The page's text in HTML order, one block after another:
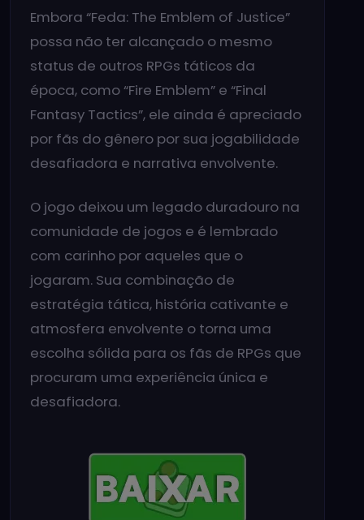
Embora “Feda: The Emblem of Justice”
possa não ter alcançado o mesmo
status de outros RPGs táticos da
época, como “Fire Emblem” e “Final
Fantasy Tactics”, ele ainda é apreciado
por fãs do gênero por sua jogabilidade
desafiadora e narrativa envolvente.
O jogo deixou um legado duradouro na
comunidade de jogos e é lembrado
com carinho por aqueles que o
jogaram. Sua combinação de
estratégia tática, história cativante e
atmosfera envolvente o torna uma
escolha sólida para os fãs de RPGs que
procuram uma experiência única e
desafiadora.